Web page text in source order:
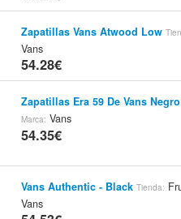
Zapatillas Vans Atwood Low
Vans
54.28€
Zapatillas Era 59 De Vans Negro
Marca: Vans
54.35€
Vans Authentic - Black Tienda:
Vans